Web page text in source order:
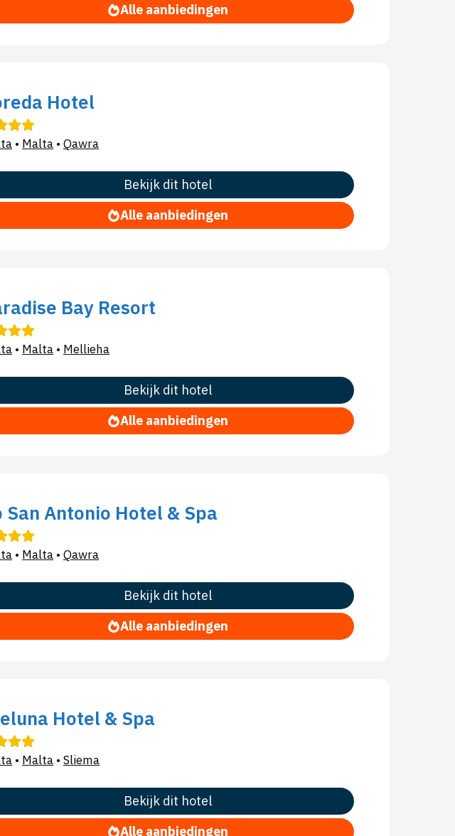
Alle aanbiedingen
Hotel
• Malta • Qawra
Bekijk dit hotel
Alle aanbiedingen
Bay Resort
• Malta • Mellieha
Bekijk dit hotel
Alle aanbiedingen
San Antonio Hotel & Spa
• Malta • Qawra
Bekijk dit hotel
Alle aanbiedingen
Hotel & Spa
• Malta • Sliema
Bekijk dit hotel
Alle aanbiedingen